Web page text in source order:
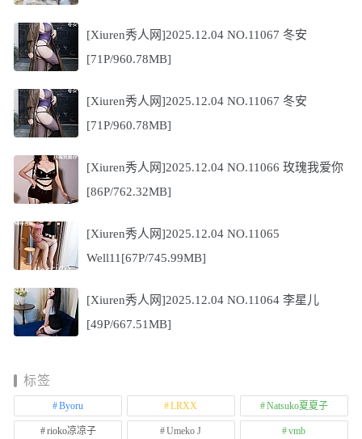
[Xiuren秀人网]2025.12.04 NO.11067 冬安
[71P/960.78MB]
[Xiuren秀人网]2025.12.04 NO.11067 冬安
[71P/960.78MB]
[Xiuren秀人网]2025.12.04 NO.11066 玫瑰我爱你
[86P/762.32MB]
[Xiuren秀人网]2025.12.04 NO.11065
Well11[67P/745.99MB]
[Xiuren秀人网]2025.12.04 NO.11064 李星儿
[49P/667.51MB]
标签
Byoru LRXX Natsuko夏夏子
rioko凉凉子 Umeko J vmb